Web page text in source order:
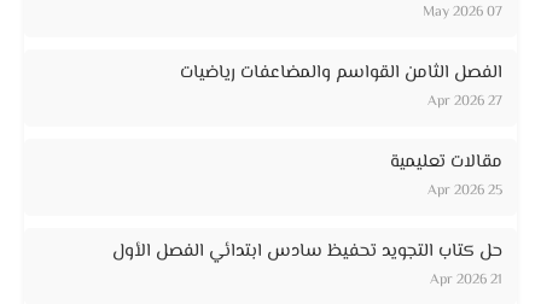
07 May 2026
الفصل الثامن القواسم والمضاعفات رياضيات
27 Apr 2026
مقالات تعليمية
25 Apr 2026
حل كتاب التجويد تحفيظ سادس ابتدائي الفصل الأول
21 Apr 2026